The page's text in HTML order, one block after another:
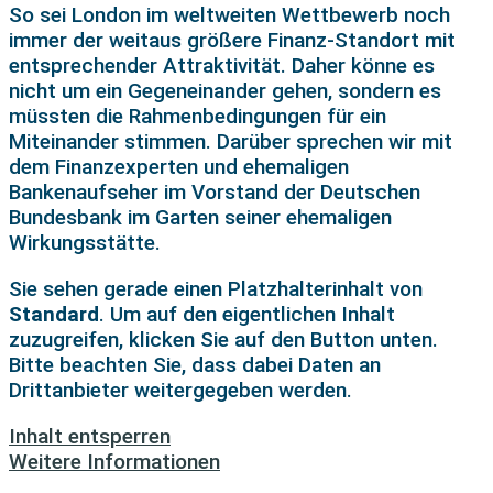
So sei London im weltweiten Wettbewerb noch
immer der weitaus größere Finanz-Standort mit
entsprechender Attraktivität. Daher könne es
nicht um ein Gegeneinander gehen, sondern es
müssten die Rahmenbedingungen für ein
Miteinander stimmen. Darüber sprechen wir mit
dem Finanzexperten und ehemaligen
Bankenaufseher im Vorstand der Deutschen
Bundesbank im Garten seiner ehemaligen
Wirkungsstätte.
Sie sehen gerade einen Platzhalterinhalt von
Standard. Um auf den eigentlichen Inhalt
zuzugreifen, klicken Sie auf den Button unten.
Bitte beachten Sie, dass dabei Daten an
Drittanbieter weitergegeben werden.
Inhalt entsperren
Weitere Informationen